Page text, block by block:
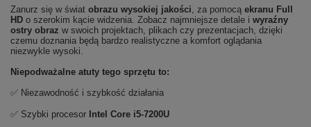
Zanurz się w świat obrazu wysokiej jakości, za pomocą ekranu Full
HD o szerokim kącie widzenia. Zobacz najmniejsze detale i wyraźny
ostry obraz w swoich projektach, plikach czy prezentacjach, dzięki
czemu doznania będą bardzo realistyczne a komfort oglądania
niezwykle wysoki.
Niepodważalne atuty tego sprzętu to:
✅ Niezawodność i szybkość działania
✅ Szybki procesor Intel Core i5-7200U